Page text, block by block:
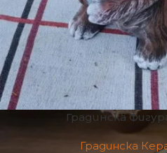
Градинска
Градинска